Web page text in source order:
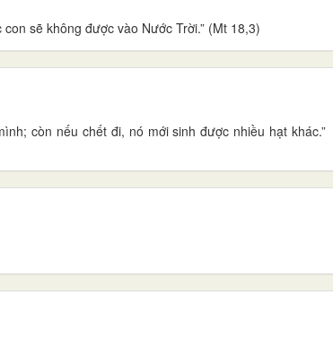
sẽ không được vào Nước Trời.” (Mt 18,3)
còn nếu chết đi, nó mới sinh được nhiều hạt khác.”